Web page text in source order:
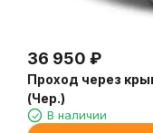
36 950 ₽
Проход через
(Чер.)
В наличии